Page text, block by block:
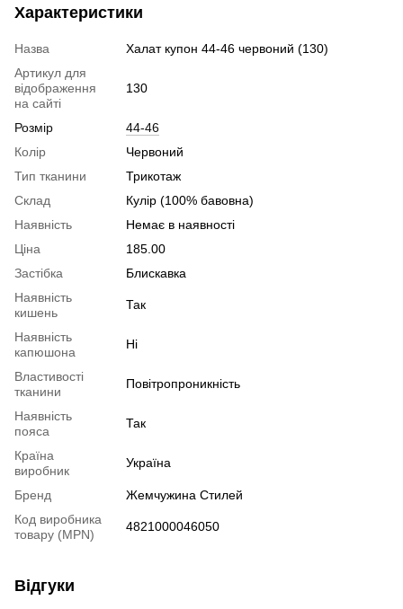
Характеристики
Назва
Халат купон 44-46 червоний (130)
Артикул для
відображення
на сайті
130
Розмір
44-46
Колір
Червоний
Тип тканини
Трикотаж
Склад
Кулір (100% бавовна)
Наявність
Немає в наявності
Ціна
185.00
Застібка
Блискавка
Наявність
кишень
Так
Наявність
капюшона
Ні
Властивості
тканини
Повітропроникність
Наявність
пояса
Так
Країна
виробник
Україна
Бренд
Жемчужина Стилей
Код виробника
товару (MPN)
4821000046050
Відгуки